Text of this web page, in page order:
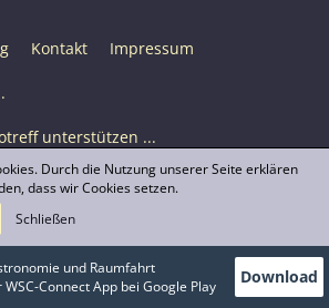
Kontakt Impressum
unterstützen ...
Astrotreff 2001-2026, lizenziert unter CC BY-SA,
Inhalte nicht anders angegeben
und Raumfahrt
Connect App bei Google Play
Download
Durch die Nutzung unserer Seite erklären
dass wir Cookies setzen.
Schließen